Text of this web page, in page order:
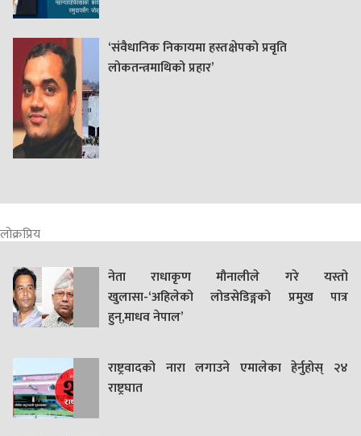
‘संवैधानिक निकायमा हस्तक्षेपको प्रवृति
लोकतन्त्रमाथिको प्रहार’
लोक्रप्रिय
नेता राधाकृण मौनालीले गरे यस्तो
खुलासा-‘अहिलेको लोडसेडिङ्गको प्रमुख पात्र
हुन्,माधव नेपाल’
राष्ट्रवादको नारा लगाउने एमालेका हेर्नुहोस् २४
राष्ट्रघात